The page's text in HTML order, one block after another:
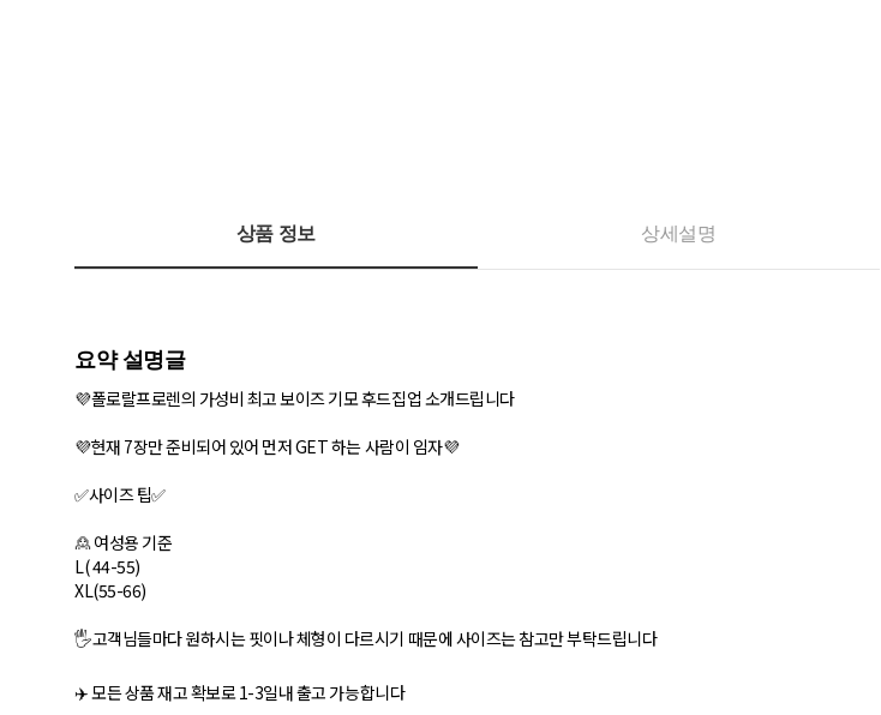
상품 정보 상세설명
요약 설명글
💜폴로랄프로렌의 가성비 최고 보이즈 기모 후드집업 소개드립니다
💜현재 7장만 준비되어 있어 먼저 GET 하는 사람이 임자💜
✅사이즈 팁✅
🙎 여성용 기준
L( 44-55)
XL(55-66)
🖐고객님들마다 원하시는 핏이나 체형이 다르시기 때문에 사이즈는 참고만 부탁드립니다
✈️ 모든 상품 재고 확보로 1-3일내 출고 가능합니다